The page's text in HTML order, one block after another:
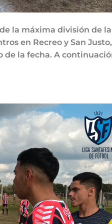
la máxima división de la
en Recreo y San Justo,
de la fecha. A